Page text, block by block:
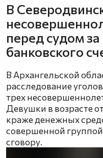
В
перед судом
банковского
В Архангельской
расследование
трех
Девушки в возрасте
краже денежных
совершенной
сговору.